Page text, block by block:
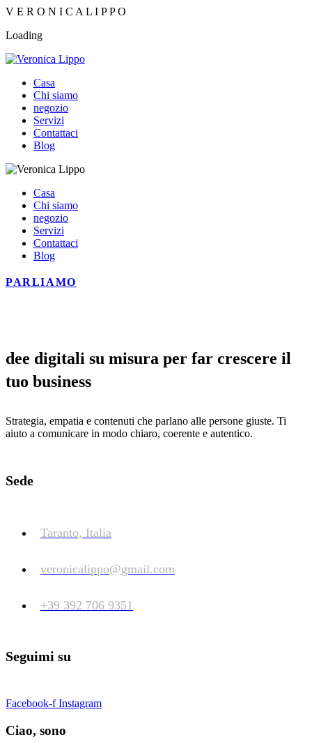
V E R O N I C A L I PPO
Loading
Casa
Chi siamo
negozio
Servizi
Contattaci
Blog
Casa
Chi siamo
negozio
Servizi
Contattaci
Blog
PARLIAMO
dee digitali su misura per far crescere il
tuo business
Strategia, empatia e contenuti che parlano alle persone giuste. Ti
aiuto a comunicare in modo chiaro, coerente e autentico.
Sede
Taranto, Italia
veronicalippo@gmail.com
+39 392 706 9351
Seguimi su
Facebook-f Instagram
Ciao, sono